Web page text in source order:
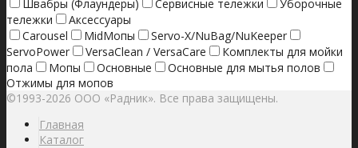
Швабры (Флаундеры)
Сервисные тележки
Уборочные
тележки
Аксессуары
Carousel
MidМопы
Servo-X/NuBag/NuKeeper
ServoPower
VersaClean / VersaCare
Комплекты для мойки
пола
Мопы Основные
Основные для мытья полов
Отжимы для мопов
©1993-2026 ООО «Радник». Все права защищены.
Главная
Каталог